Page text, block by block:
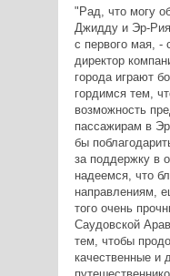
"Рад, что могу
Джидду и Эр-
с первого мая, -
директор
города играют
гордимся тем,
возможность
пассажирам в
бы
за поддержку в
надеемся, что
направлениям,
того очень
Саудовской
тем, чтобы
качественные и